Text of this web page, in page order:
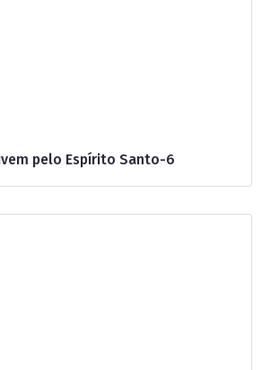
pelo Espírito Santo-6